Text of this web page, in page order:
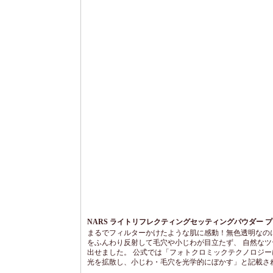
NARS ライトリフレクティングセッティングパウダー プ
N
まるでフィルターかけたような肌に感動！無色透明なの
をふんわり反射して毛穴や小じわが目立たず、 自然な
出せました。 公式では「フォトクロミックテクノロジー
光を拡散し、小じわ・毛穴を光学的にぼかす」と記載さ